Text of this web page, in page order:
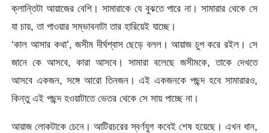
ক্লান্তিটা আয়াজের বেশি। সামারাকে যে বুঝতে পারে না। সামারার থেকে সে
যা চায়, তা পাওয়ার সম্ভাবনাটা তার হারিয়েই যাচ্ছে।
‘কাল আসার কথা’, জসীম দীর্ঘশ্বাস ছেড়ে বলল। আয়াজ চুপ করে রইল। সে
জানে কে আসবে, কারা আসবে। সামারা বলেছে জসীমকে, তাকে দেখতে
আসবে একজন, সঙ্গে আরো তিনজন। এই একজনকে পছন্দ হবে সামারারও,
কিন্তু এই পছন্দ হওয়াটাতে ভেতর থেকে সে সায় পাচ্ছে না।
আয়াজ লোকটাকে চেনে। আটিরচরের স্বর্ণযুগ কবেই শেষ হয়েছে। এখন ধান,